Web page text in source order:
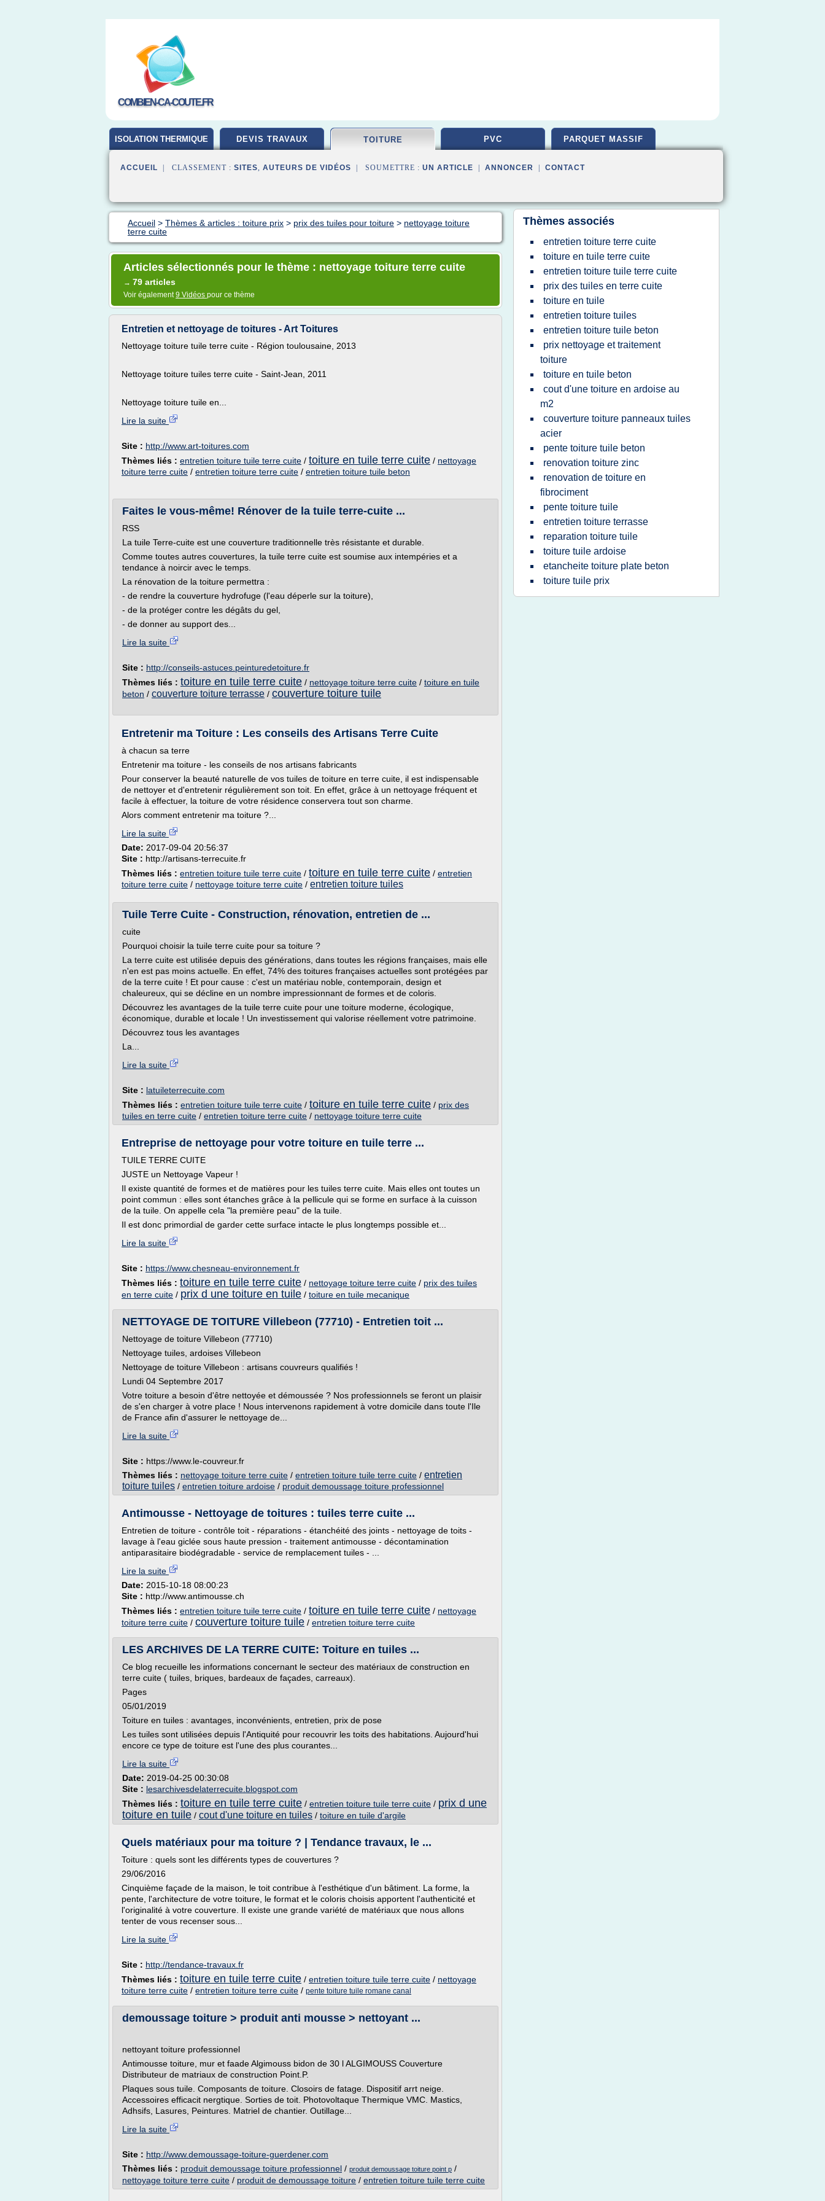
COMBIEN-CA-COUTE.FR
ISOLATION THERMIQUE DEVIS TRAVAUX TOITURE PVC PARQUET MASSIF
ACCUEIL | CLASSEMENT : SITES, AUTEURS DE VIDÉOS | SOUMETTRE : UN ARTICLE ANNONCER CONTACT
Accueil > Thèmes & articles : toiture prix > prix des tuiles pour toiture > nettoyage toiture
terre cuite
Articles sélectionnés pour le thème : nettoyage toiture terre cuite
→ 79 articles
Voir également9 Vidéos pour ce thème
Entretien et nettoyage de toitures - Art Toitures
Nettoyage toiture tuile terre cuite - Région toulousaine, 2013
Nettoyage toiture tuiles terre cuite - Saint-Jean, 2011
Nettoyage toiture tuile en...
Lire la suite
Site : http://www.art-toitures.com
Thèmes liés : entretien toiture tuile terre cuite / toiture en tuile terre cuite / nettoyage
toiture terre cuite / entretien toiture terre cuite / entretien toiture tuile beton
Faites le vous-même! Rénover de la tuile terre-cuite ...
RSS
La tuile Terre-cuite est une couverture traditionnelle très résistante et durable.
Comme toutes autres couvertures, la tuile terre cuite est soumise aux intempéries et a
tendance à noircir avec le temps.
La rénovation de la toiture permettra :
- de rendre la couverture hydrofuge (l'eau déperle sur la toiture),
- de la protéger contre les dégâts du gel,
- de donner au support des...
Lire la suite
Site : http://conseils-astuces.peinturedetoiture.fr
Thèmes liés : toiture en tuile terre cuite / nettoyage toiture terre cuite / toiture en tuile
beton / couverture toiture terrasse / couverture toiture tuile
Entretenir ma Toiture : Les conseils des Artisans Terre Cuite
à chacun sa terre
Entretenir ma toiture - les conseils de nos artisans fabricants
Pour conserver la beauté naturelle de vos tuiles de toiture en terre cuite, il est indispensable
de nettoyer et d'entretenir régulièrement son toit. En effet, grâce à un nettoyage fréquent et
facile à effectuer, la toiture de votre résidence conservera tout son charme.
Alors comment entretenir ma toiture ?...
Lire la suite
Date: 2017-09-04 20:56:37
Site : http://artisans-terrecuite.fr
Thèmes liés : entretien toiture tuile terre cuite / toiture en tuile terre cuite / entretien
toiture terre cuite / nettoyage toiture terre cuite / entretien toiture tuiles
Tuile Terre Cuite - Construction, rénovation, entretien de ...
cuite
Pourquoi choisir la tuile terre cuite pour sa toiture ?
La terre cuite est utilisée depuis des générations, dans toutes les régions françaises, mais elle
n'en est pas moins actuelle. En effet, 74% des toitures françaises actuelles sont protégées par
de la terre cuite ! Et pour cause : c'est un matériau noble, contemporain, design et
chaleureux, qui se décline en un nombre impressionnant de formes et de coloris.
Découvrez les avantages de la tuile terre cuite pour une toiture moderne, écologique,
économique, durable et locale ! Un investissement qui valorise réellement votre patrimoine.
Découvrez tous les avantages
La...
Lire la suite
Site : latuileterrecuite.com
Thèmes liés : entretien toiture tuile terre cuite / toiture en tuile terre cuite / prix des
tuiles en terre cuite / entretien toiture terre cuite / nettoyage toiture terre cuite
Entreprise de nettoyage pour votre toiture en tuile terre ...
TUILE TERRE CUITE
JUSTE un Nettoyage Vapeur !
Il existe quantité de formes et de matières pour les tuiles terre cuite. Mais elles ont toutes un
point commun : elles sont étanches grâce à la pellicule qui se forme en surface à la cuisson
de la tuile. On appelle cela "la première peau" de la tuile.
Il est donc primordial de garder cette surface intacte le plus longtemps possible et...
Lire la suite
Site : https://www.chesneau-environnement.fr
Thèmes liés : toiture en tuile terre cuite / nettoyage toiture terre cuite / prix des tuiles
en terre cuite / prix d une toiture en tuile / toiture en tuile mecanique
NETTOYAGE DE TOITURE Villebeon (77710) - Entretien toit ...
Nettoyage de toiture Villebeon (77710)
Nettoyage tuiles, ardoises Villebeon
Nettoyage de toiture Villebeon : artisans couvreurs qualifiés !
Lundi 04 Septembre 2017
Votre toiture a besoin d'être nettoyée et démoussée ? Nos professionnels se feront un plaisir
de s'en charger à votre place ! Nous intervenons rapidement à votre domicile dans toute l'Ile
de France afin d'assurer le nettoyage de...
Lire la suite
Site : https://www.le-couvreur.fr
Thèmes liés : nettoyage toiture terre cuite / entretien toiture tuile terre cuite / entretien
toiture tuiles / entretien toiture ardoise / produit demoussage toiture professionnel
Antimousse - Nettoyage de toitures : tuiles terre cuite ...
Entretien de toiture - contrôle toit - réparations - étanchéité des joints - nettoyage de toits -
lavage à l'eau giclée sous haute pression - traitement antimousse - décontamination
antiparasitaire biodégradable - service de remplacement tuiles - ...
Lire la suite
Date: 2015-10-18 08:00:23
Site : http://www.antimousse.ch
Thèmes liés : entretien toiture tuile terre cuite / toiture en tuile terre cuite / nettoyage
toiture terre cuite / couverture toiture tuile / entretien toiture terre cuite
LES ARCHIVES DE LA TERRE CUITE: Toiture en tuiles ...
Ce blog recueille les informations concernant le secteur des matériaux de construction en
terre cuite ( tuiles, briques, bardeaux de façades, carreaux).
Pages
05/01/2019
Toiture en tuiles : avantages, inconvénients, entretien, prix de pose
Les tuiles sont utilisées depuis l'Antiquité pour recouvrir les toits des habitations. Aujourd'hui
encore ce type de toiture est l'une des plus courantes...
Lire la suite
Date: 2019-04-25 00:30:08
Site : lesarchivesdelaterrecuite.blogspot.com
Thèmes liés : toiture en tuile terre cuite / entretien toiture tuile terre cuite / prix d une
toiture en tuile / cout d'une toiture en tuiles / toiture en tuile d'argile
Quels matériaux pour ma toiture ? | Tendance travaux, le ...
Toiture : quels sont les différents types de couvertures ?
29/06/2016
Cinquième façade de la maison, le toit contribue à l'esthétique d'un bâtiment. La forme, la
pente, l'architecture de votre toiture, le format et le coloris choisis apportent l'authenticité et
l'originalité à votre couverture. Il existe une grande variété de matériaux que nous allons
tenter de vous recenser sous...
Lire la suite
Site : http://tendance-travaux.fr
Thèmes liés : toiture en tuile terre cuite / entretien toiture tuile terre cuite / nettoyage
toiture terre cuite / entretien toiture terre cuite / pente toiture tuile romane canal
demoussage toiture > produit anti mousse > nettoyant ...
nettoyant toiture professionnel
Antimousse toiture, mur et faade Algimouss bidon de 30 l ALGIMOUSS Couverture
Distributeur de matriaux de construction Point.P.
Plaques sous tuile. Composants de toiture. Closoirs de fatage. Dispositif arrt neige.
Accessoires efficacit nergtique. Sorties de toit. Photovoltaque Thermique VMC. Mastics,
Adhsifs, Lasures, Peintures. Matriel de chantier. Outillage...
Lire la suite
Site : http://www.demoussage-toiture-guerdener.com
Thèmes liés : produit demoussage toiture professionnel / produit demoussage toiture point p /
nettoyage toiture terre cuite / produit de demoussage toiture / entretien toiture tuile terre cuite
Thèmes associés
entretien toiture terre cuite
toiture en tuile terre cuite
entretien toiture tuile terre cuite
prix des tuiles en terre cuite
toiture en tuile
entretien toiture tuiles
entretien toiture tuile beton
prix nettoyage et traitement
toiture
toiture en tuile beton
cout d'une toiture en ardoise au
m2
couverture toiture panneaux tuiles
acier
pente toiture tuile beton
renovation toiture zinc
renovation de toiture en
fibrociment
pente toiture tuile
entretien toiture terrasse
reparation toiture tuile
toiture tuile ardoise
etancheite toiture plate beton
toiture tuile prix